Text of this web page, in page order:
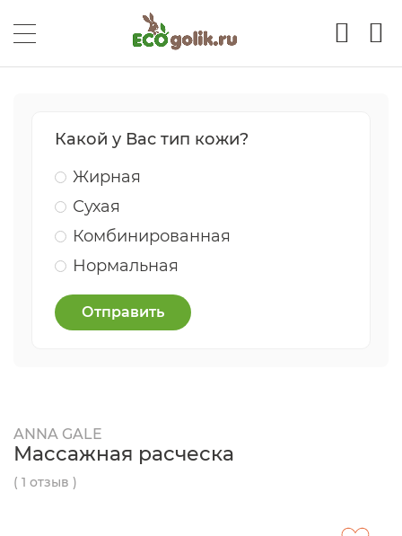
Какой у Вас тип кожи?
Жирная
Сухая
Комбинированная
Нормальная
Отправить
ANNA GALE
Массажная расческа
( 1 отзыв )